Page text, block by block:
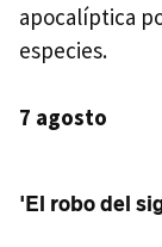
apocalíptica
especies.
7 agosto
'El robo del